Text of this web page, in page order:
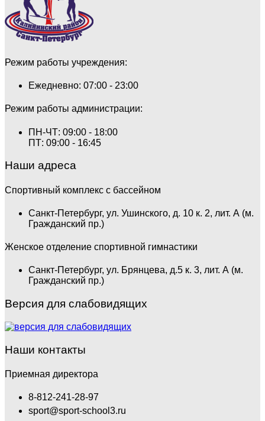
Режим работы учреждения:
Ежедневно: 07:00 - 23:00
Режим работы администрации:
ПН-ЧТ: 09:00 - 18:00
ПТ: 09:00 - 16:45
Наши адреса
Спортивный комплекс с бассейном
Санкт-Петербург, ул. Ушинского, д. 10 к. 2, лит. А (м.
Гражданский пр.)
Женское отделение спортивной гимнастики
Санкт-Петербург, ул. Брянцева, д.5 к. 3, лит. А (м.
Гражданский пр.)
Версия для слабовидящих
Наши контакты
Приемная директора
8-812-241-28-97
sport@sport-school3.ru